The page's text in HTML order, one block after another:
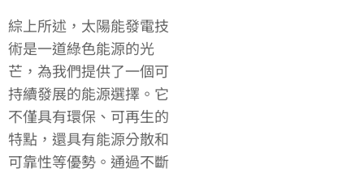
綜上所述，太陽能發電技
術是一道綠色能源的光
芒，為我們提供了一個可
持續發展的能源選擇。它
不僅具有環保、可再生的
特點，還具有能源分散和
可靠性等優勢。通過不斷